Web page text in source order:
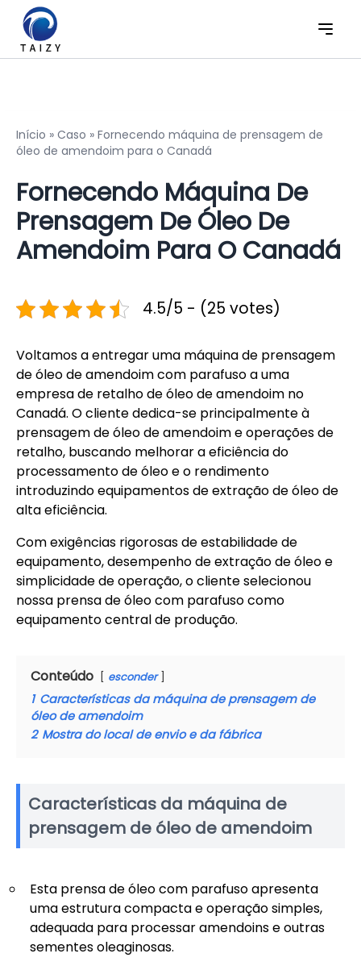
Início » Caso » Fornecendo máquina de prensagem de
óleo de amendoim para o Canadá
Fornecendo Máquina De
Prensagem De Óleo De
Amendoim Para O Canadá
4.5/5 - (25 votes)
Voltamos a entregar uma máquina de prensagem
de óleo de amendoim com parafuso a uma
empresa de retalho de óleo de amendoim no
Canadá. O cliente dedica-se principalmente à
prensagem de óleo de amendoim e operações de
retalho, buscando melhorar a eficiência do
processamento de óleo e o rendimento
introduzindo equipamentos de extração de óleo de
alta eficiência.
Com exigências rigorosas de estabilidade de
equipamento, desempenho de extração de óleo e
simplicidade de operação, o cliente selecionou
nossa prensa de óleo com parafuso como
equipamento central de produção.
Conteúdo esconder
1 Características da máquina de prensagem de
óleo de amendoim
2 Mostra do local de envio e da fábrica
Características da máquina de
prensagem de óleo de amendoim
Esta prensa de óleo com parafuso apresenta
uma estrutura compacta e operação simples,
adequada para processar amendoins e outras
sementes oleaginosas.